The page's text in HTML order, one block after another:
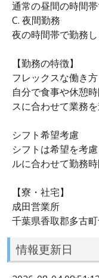
通常の昼間の時間帯
C. 夜間勤務
夜の時間帯で勤務し
【勤務の特徴】
フレックスな働き方
自分で食事や休憩
スに合わせて業務
シフト希望考慮
シフトは希望を考
ルに合わせて勤務
【寮・社宅】
成田営業所
千葉県香取郡多古
情報更新日